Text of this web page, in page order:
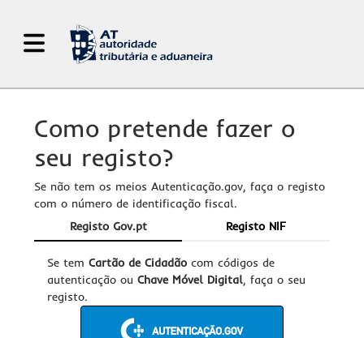
Abrir Menu de Navegação
Como pretende fazer o
seu registo?
Se não tem os meios Autenticação.gov, faça o registo
com o número de identificação fiscal.
Registo Gov.pt
Registo NIF
Se tem Cartão de Cidadão com códigos de
autenticação ou Chave Móvel Digital, faça o seu
registo.